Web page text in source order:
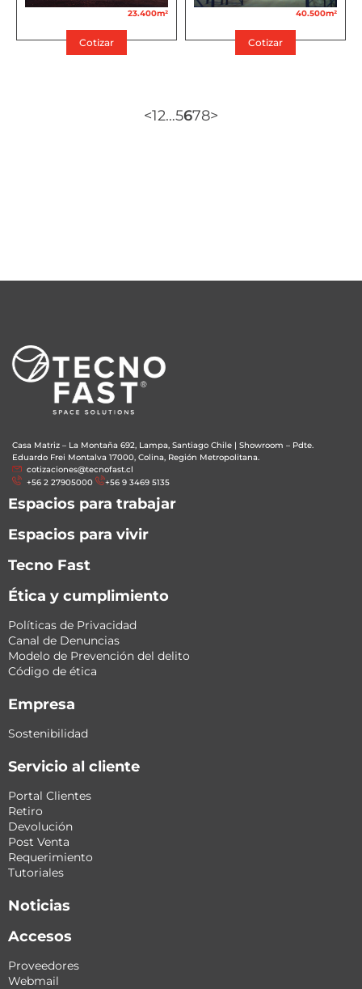
23.400m²
Cotizar
40.500m²
Cotizar
<12…5678>
Casa Matriz – La Montaña 692, Lampa, Santiago Chile | Showroom – Pdte.
Eduardo Frei Montalva 17000, Colina, Región Metropolitana.
cotizaciones@tecnofast.cl
+56 2 27905000
+56 9 3469 5135
Espacios para trabajar
Espacios para vivir
Tecno Fast
Ética y cumplimiento
Políticas de Privacidad
Canal de Denuncias
Modelo de Prevención del delito
Código de ética
Empresa
Sostenibilidad
Servicio al cliente
Portal Clientes
Retiro
Devolución
Post Venta
Requerimiento
Tutoriales
Noticias
Accesos
Proveedores
Webmail